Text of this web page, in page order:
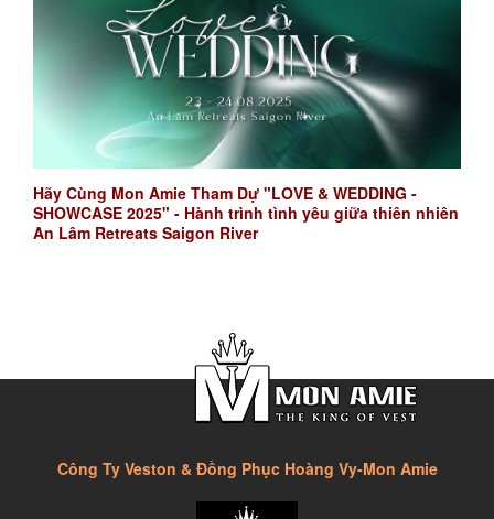
Hãy Cùng Mon Amie Tham Dự "LOVE & WEDDING -
SHOWCASE 2025" - Hành trình tình yêu giữa thiên nhiên
An Lâm Retreats Saigon River
Công Ty Veston & Đồng Phục Hoàng Vy-Mon Amie